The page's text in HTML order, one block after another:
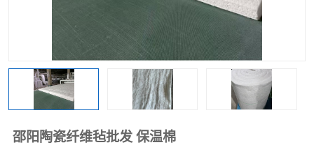
邵阳陶瓷纤维毡批发 保温棉